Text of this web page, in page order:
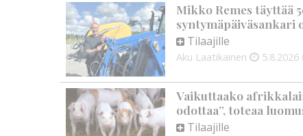
Mikko Remes täyttää
syntymäpäiväsankari
Tilaajille
Aku Laatikainen 5.8.2026
Vaikuttaako
odottaa”, toteaa
Tilaajille